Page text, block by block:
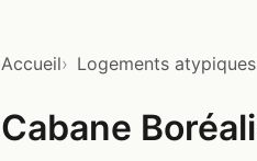
Accueil Logements atypiques
Cabane